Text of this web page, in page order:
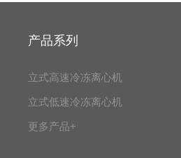
产品系列
立式高速冷冻离心机
立式低速冷冻离心机
更多产品+